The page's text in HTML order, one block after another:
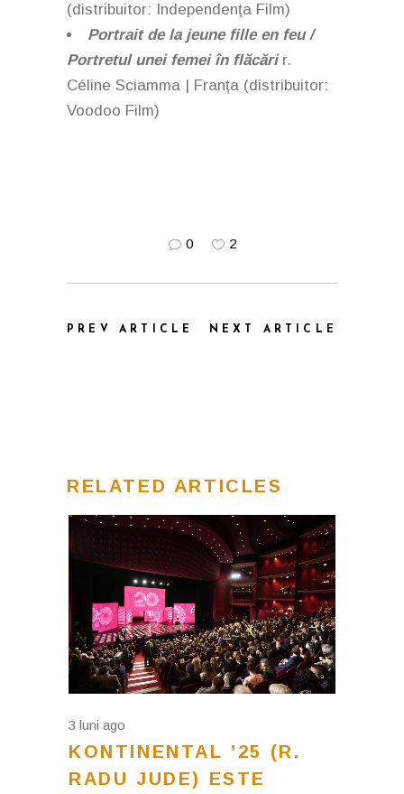
(distribuitor: Independența Film)
Portrait de la jeune fille en feu /
Portretul unei femei în flăcări r.
Céline Sciamma | Franța (distribuitor:
Voodoo Film)
0 2
PREV ARTICLE NEXT ARTICLE
RELATED ARTICLES
3 luni ago
KONTINENTAL ’25 (R.
RADU JUDE) ESTE